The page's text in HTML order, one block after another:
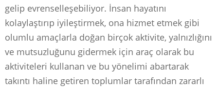
gelip evrenselleşebiliyor. İnsan hayatını
kolaylaştırıp iyileştirmek, ona hizmet etmek gibi
olumlu amaçlarla doğan birçok aktivite, yalnızlığını
ve mutsuzluğunu gidermek için araç olarak bu
aktiviteleri kullanan ve bu yönelimi abartarak
takıntı haline getiren toplumlar tarafından zararlı